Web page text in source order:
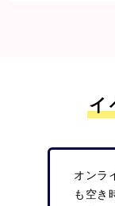
イ
オンラ
も空き